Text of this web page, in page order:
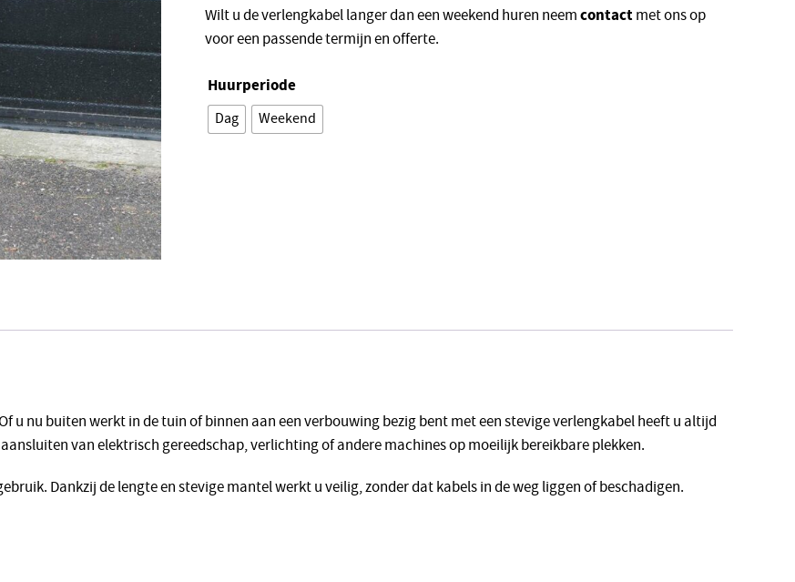
Wilt u de verlengkabel langer dan een weekend huren neemcontactmet ons op
voor een passende termijn en offerte.
Huurperiode
Dag Weekend
u nu buiten werkt in de tuin of binnen aan een verbouwing bezig bent met een stevige verlengkabel heeft u altijd
van elektrisch gereedschap, verlichting of andere machines op moeilijk bereikbare plekken.
Dankzij de lengte en stevige mantel werkt u veilig, zonder dat kabels in de weg liggen of beschadigen.